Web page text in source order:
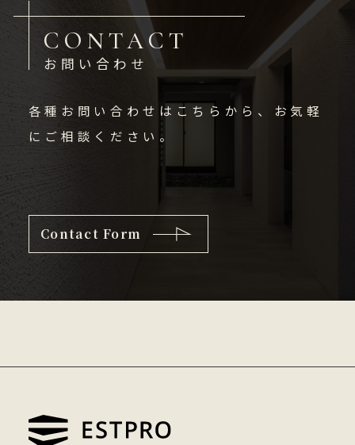
CONTACT
お問い合わせ
各種お問い合わせはこちらから、お気軽
にご相談ください。
Contact Form